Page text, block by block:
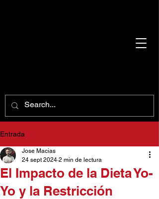
Entrada
El Impacto de la Dieta Yo-
Yo y la Restricción
Jose Macias
24 sept 2024 2 min de lectura